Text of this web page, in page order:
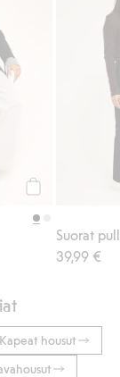
Bleiseri, Lisää
Suorat
39,99 €
Kapeat housut